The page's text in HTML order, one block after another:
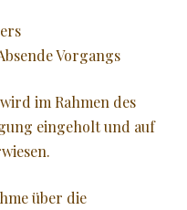
Vorgangs
im Rahmen des
eingeholt und auf
über die